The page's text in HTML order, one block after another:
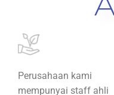
Perusahaan kami
mempunyai staff ahli